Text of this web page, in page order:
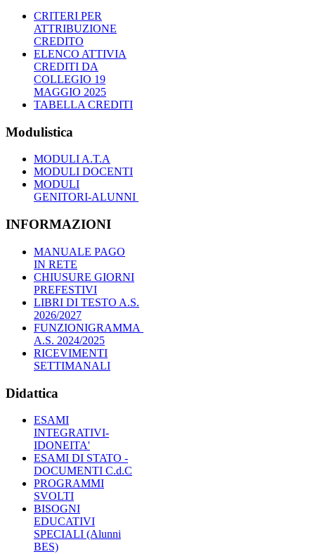
CRITERI PER
ATTRIBUZIONE
CREDITO
ELENCO ATTIVIA
CREDITI DA
COLLEGIO 19
MAGGIO 2025
TABELLA CREDITI
Modulistica
MODULI A.T.A
MODULI DOCENTI
MODULI
GENITORI-ALUNNI
INFORMAZIONI
MANUALE PAGO
IN RETE
CHIUSURE GIORNI
PREFESTIVI
LIBRI DI TESTO A.S.
2026/2027
FUNZIONIGRAMMA
A.S. 2024/2025
RICEVIMENTI
SETTIMANALI
Didattica
ESAMI
INTEGRATIVI-
IDONEITA'
ESAMI DI STATO -
DOCUMENTI C.d.C
PROGRAMMI
SVOLTI
BISOGNI
EDUCATIVI
SPECIALI (Alunni
BES)